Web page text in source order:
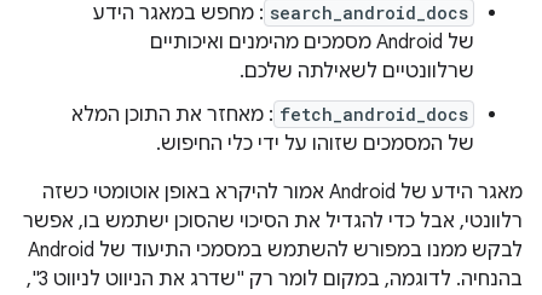
search_android_docs : מחפש במאגר הידע
של Android מסמכים מהימנים ואיכותיים
שרלוונטיים לשאילתה שלכם.
fetch_android_docs : מאחזר את התוכן המלא
של המסמכים שזוהו על ידי כלי החיפוש.
מאגר הידע של Android אמור להיקרא באופן אוטומטי כשזה
רלוונטי, אבל כדי להגדיל את הסיכוי שהסוכן ישתמש בו, אפשר
לבקש ממנו במפורש להשתמש במסמכי התיעוד של Android
בהנחיה. לדוגמה, במקום לומר רק "שדרג את הניווט לניווט 3",